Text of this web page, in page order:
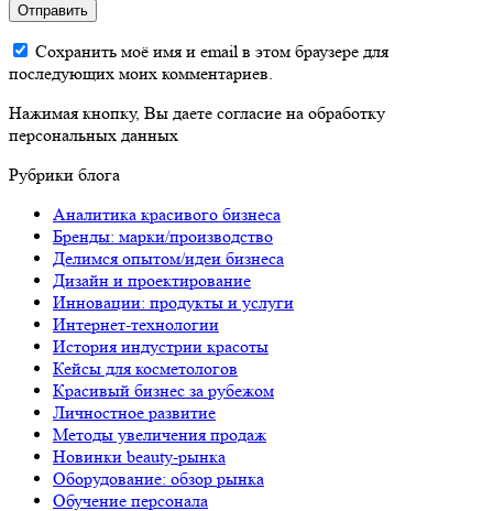
Отправить
Сохранить моё имя и email в этом браузере для
последующих моих комментариев.
Нажимая кнопку, Вы даете согласие на обработку
персональных данных
Рубрики блога
Аналитика красивого бизнеса
Бренды: марки/производство
Делимся опытом/идеи бизнеса
Дизайн и проектирование
Инновации: продукты и услуги
Интернет-технологии
История индустрии красоты
Кейсы для косметологов
Красивый бизнес за рубежом
Личностное развитие
Методы увеличения продаж
Новинки beauty-рынка
Оборудование: обзор рынка
Обучение персонала